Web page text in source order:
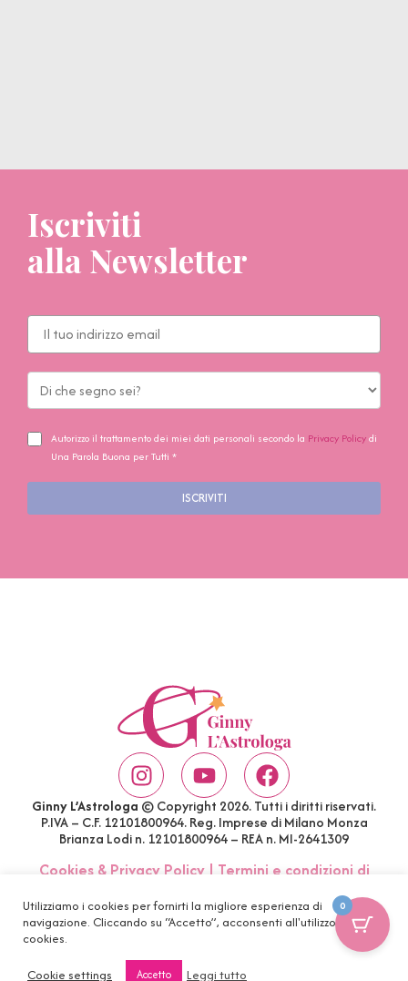
Iscriviti
alla Newsletter
Autorizzo il trattamento dei miei dati personali secondo la Privacy Policydi
Una Parola Buona per Tutti *
ISCRIVITI
Ginny L’Astrologa © Copyright 2026. Tutti i diritti riservati.
P.IVA – C.F. 12101800964. Reg. Imprese di Milano Monza
Brianza Lodi n. 12101800964 – REA n. MI-2641309
Cookies & Privacy Policy| Termini e condizioni di
Utilizziamo i cookies per fornirti la migliore esperienza di
navigazione. Cliccando su “Accetto”, acconsenti all'utilizzo di tutti i
cookies.
Cookie settings
Accetto Leggi tutto
0